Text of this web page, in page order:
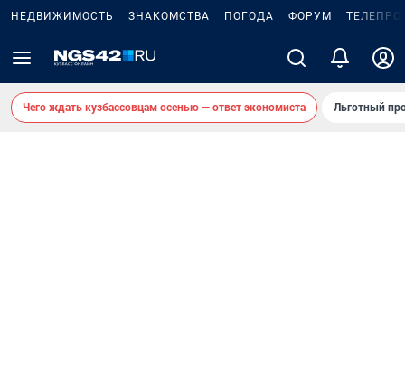
НЕДВИЖИМОСТЬ ЗНАКОМСТВА ПОГОДА ФОРУМ
Чего ждать кузбассовцам осенью — ответ экономиста Льготный